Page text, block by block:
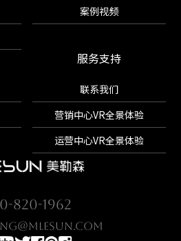
案例视频
服务支持
联系我们
营销中心VR全景体验
运营中心VR全景体验
820-1962